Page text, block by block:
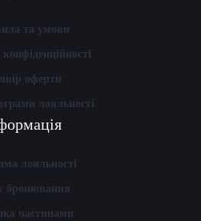
та умови
конфіденційності
оферти
лояльності
лояльності
бронювання
частинами